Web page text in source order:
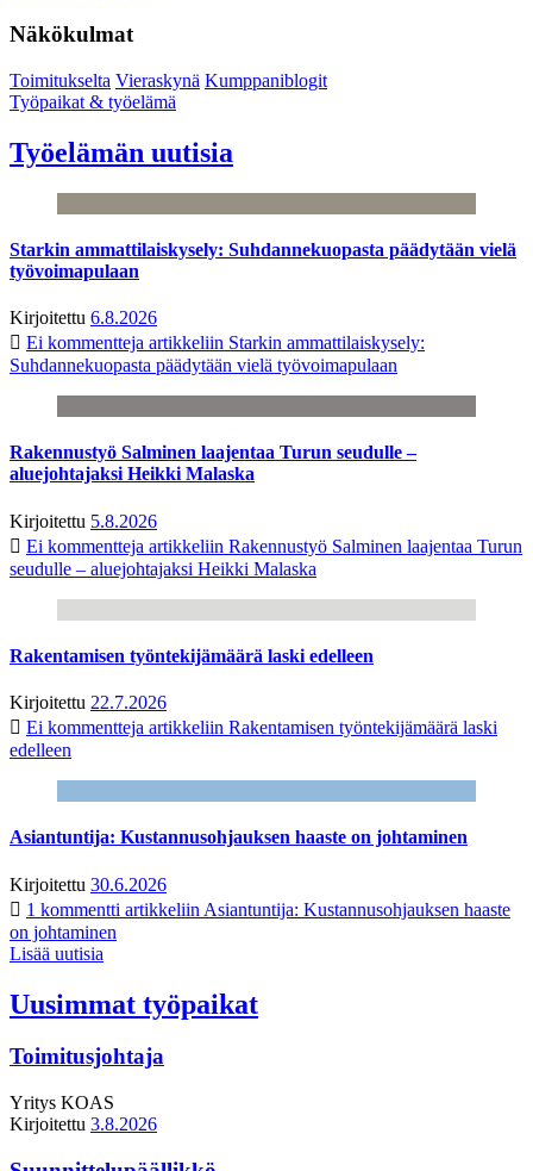
Näkökulmat
Toimitukselta Vieraskynä Kumppaniblogit
Työpaikat & työelämä
Työelämän uutisia
Starkin ammattilaiskysely: Suhdannekuopasta päädytään vielä
työvoimapulaan
Kirjoitettu 6.8.2026
Ei kommentteja artikkeliin Starkin ammattilaiskysely:
Suhdannekuopasta päädytään vielä työvoimapulaan
Rakennustyö Salminen laajentaa Turun seudulle –
aluejohtajaksi Heikki Malaska
Kirjoitettu 5.8.2026
Ei kommentteja artikkeliin Rakennustyö Salminen laajentaa Turun
seudulle – aluejohtajaksi Heikki Malaska
Rakentamisen työntekijämäärä laski edelleen
Kirjoitettu 22.7.2026
Ei kommentteja artikkeliin Rakentamisen työntekijämäärä laski
edelleen
Asiantuntija: Kustannusohjauksen haaste on johtaminen
Kirjoitettu 30.6.2026
1 kommentti artikkeliin Asiantuntija: Kustannusohjauksen haaste
on johtaminen
Lisää uutisia
Uusimmat työpaikat
Toimitusjohtaja
Yritys KOAS
Kirjoitettu 3.8.2026